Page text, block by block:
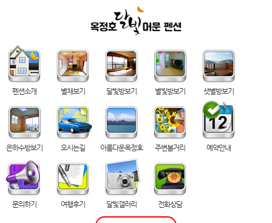
펜션소개 별채보기 달빛방보기 별빛방보기 샛별방보기
은하수방보기 오시는길 아름다운옥정호 주변볼거리 예약안내
문의하기 여행후기 달빛갤러리 전화상담